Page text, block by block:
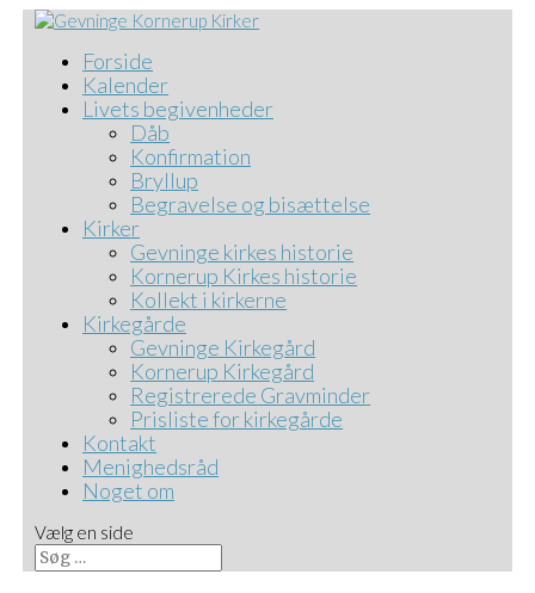
Forside
Kalender
Livets begivenheder
Dåb
Konfirmation
Bryllup
Begravelse og bisættelse
Kirker
Gevninge kirkes historie
Kornerup Kirkes historie
Kollekt i kirkerne
Kirkegårde
Gevninge Kirkegård
Kornerup Kirkegård
Registrerede Gravminder
Prisliste for kirkegårde
Kontakt
Menighedsråd
Noget om
Vælg en side